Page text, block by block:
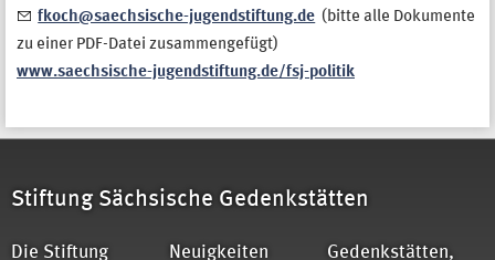
fkoch@saechsische-jugendstiftung.de (bitte alle Dokumente
zu einer PDF-Datei zusammengefügt)
www.saechsische-jugendstiftung.de/fsj-politik
Stiftung Sächsische Gedenkstätten
Die Stiftung Neuigkeiten
Gedenkstätten,